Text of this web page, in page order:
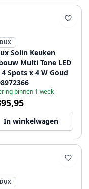
Solin Keuken
Multi Tone LED
4 Spots x 4 W Goud
binnen 1 week
In winkelwagen